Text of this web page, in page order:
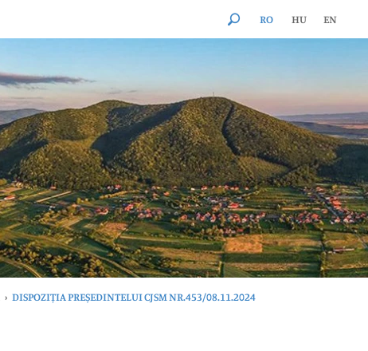
RO HU EN
› DISPOZIȚIA PREȘEDINTELUI CJSM NR.453/08.11.2024